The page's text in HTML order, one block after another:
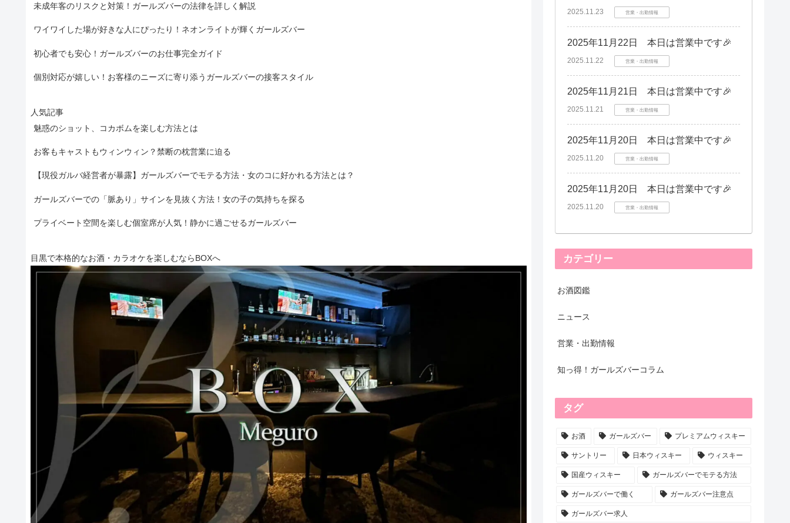
未成年客のリスクと対策！ガールズバーの法律を詳しく解説
ワイワイした場が好きな人にぴったり！ネオンライトが輝くガールズバー
初心者でも安心！ガールズバーのお仕事完全ガイド
個別対応が嬉しい！お客様のニーズに寄り添うガールズバーの接客スタイル
人気記事
魅惑のショット、コカボムを楽しむ方法とは
お客もキャストもウィンウィン？禁断の枕営業に迫る
【現役ガルバ経営者が暴露】ガールズバーでモテる方法・女のコに好かれる方法とは？
ガールズバーでの「脈あり」サインを見抜く方法！女の子の気持ちを探る
プライベート空間を楽しむ個室席が人気！静かに過ごせるガールズバー
目黒で本格的なお酒・カラオケを楽しむならBOXへ
2025.11.23 営業・出勤情報
2025年11月22日 本日は営業中です🎉
2025.11.22 営業・出勤情報
2025年11月21日 本日は営業中です🎉
2025.11.21 営業・出勤情報
2025年11月20日 本日は営業中です🎉
2025.11.20 営業・出勤情報
2025年11月20日 本日は営業中です🎉
2025.11.20 営業・出勤情報
カテゴリー
お酒図鑑
ニュース
営業・出勤情報
知っ得！ガールズバーコラム
タグ
お酒 ガールズバー プレミアムウィスキー
サントリー 日本ウィスキー ウィスキー
国産ウィスキー ガールズバーでモテる方法
ガールズバーで働く ガールズバー注意点
ガールズバー求人